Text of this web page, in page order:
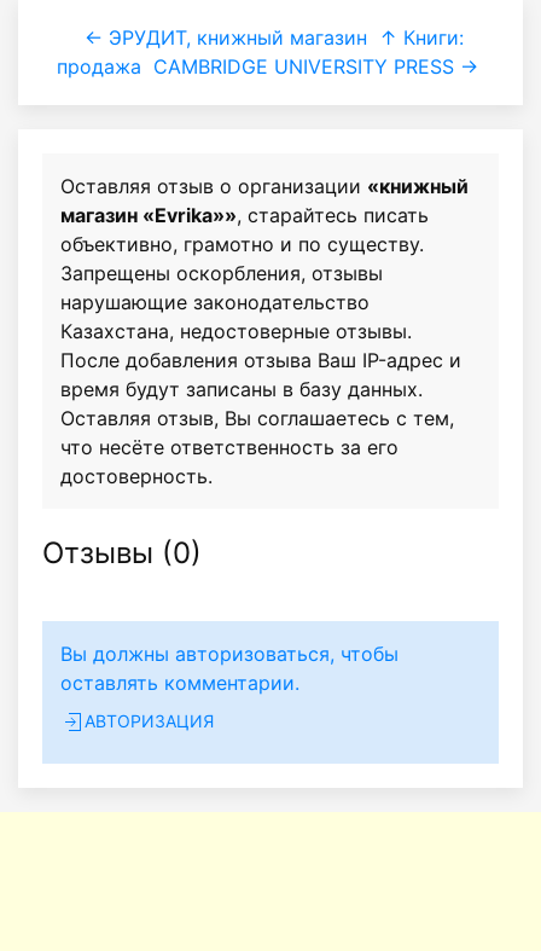
← ЭРУДИТ, книжный магазин
↑ Книги:
продажа CAMBRIDGE UNIVERSITY PRESS →
Оставляя отзыв о организации «книжный
магазин «Evrika»», старайтесь писать
объективно, грамотно и по существу.
Запрещены оскорбления, отзывы
нарушающие законодательство
Казахстана, недостоверные отзывы.
После добавления отзыва Ваш IP-адрес и
время будут записаны в базу данных.
Оставляя отзыв, Вы соглашаетесь с тем,
что несёте ответственность за его
достоверность.
Отзывы (0)
Вы должны авторизоваться, чтобы
оставлять комментарии.
АВТОРИЗАЦИЯ